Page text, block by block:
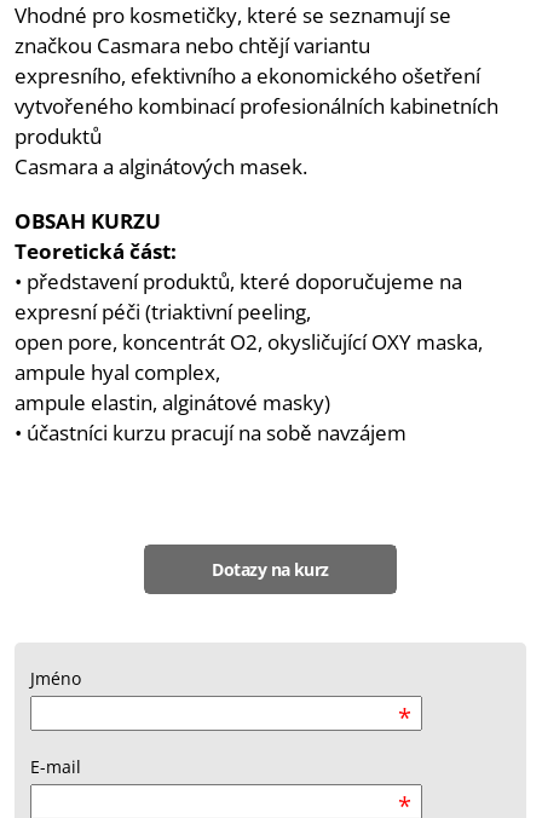
Vhodné pro kosmetičky, které se seznamují se
značkou Casmara nebo chtějí variantu
expresního, efektivního a ekonomického ošetření
vytvořeného kombinací profesionálních kabinetních
produktů
Casmara a alginátových masek.
OBSAH KURZU
Teoretická část:
• představení produktů, které doporučujeme na
expresní péči (triaktivní peeling,
open pore, koncentrát O2, okysličující OXY maska,
ampule hyal complex,
ampule elastin, alginátové masky)
• účastníci kurzu pracují na sobě navzájem
Dotazy na kurz
Jméno
*
E-mail
*